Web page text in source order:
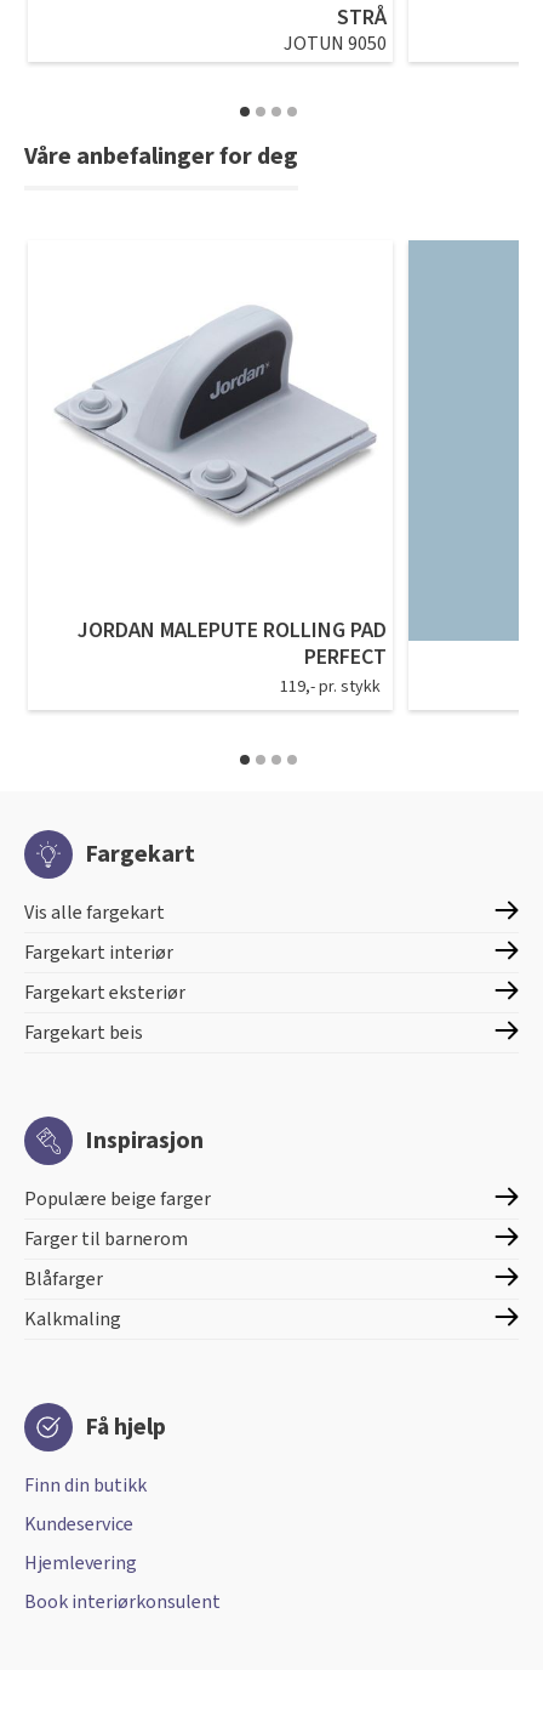
STRÅ
JOTUN 9050
Våre anbefalinger for deg
JORDAN MALEPUTE ROLLING PAD
PERFECT
119,- pr. stykk
Fargekart
Vis alle fargekart
Fargekart interiør
Fargekart eksteriør
Fargekart beis
Inspirasjon
Populære beige farger
Farger til barnerom
Blåfarger
Kalkmaling
Få hjelp
Finn din butikk
Kundeservice
Hjemlevering
Book interiørkonsulent